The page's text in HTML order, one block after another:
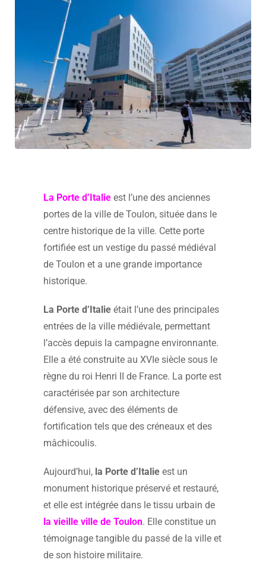
La Porte d’Italie est l’une des anciennes
portes de la ville de Toulon, située dans le
centre historique de la ville. Cette porte
fortifiée est un vestige du passé médiéval
de Toulon et a une grande importance
historique.
La Porte d’Italie était l’une des principales
entrées de la ville médiévale, permettant
l’accès depuis la campagne environnante.
Elle a été construite au XVIe siècle sous le
règne du roi Henri II de France. La porte est
caractérisée par son architecture
défensive, avec des éléments de
fortification tels que des créneaux et des
mâchicoulis.
Aujourd’hui, la Porte d’Italie est un
monument historique préservé et restauré,
et elle est intégrée dans le tissu urbain de
la vieille ville de Toulon. Elle constitue un
témoignage tangible du passé de la ville et
de son histoire militaire.